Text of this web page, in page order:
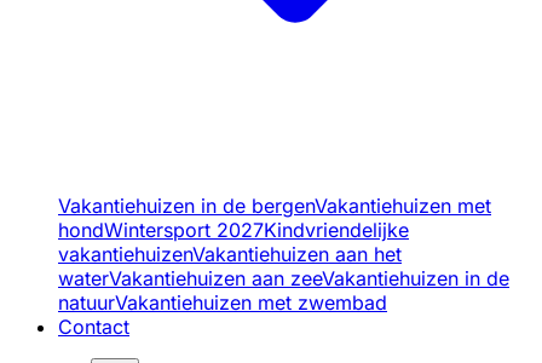
Vakantiehuizen in de bergenVakantiehuizen met
hondWintersport 2027Kindvriendelijke
vakantiehuizenVakantiehuizen aan het
waterVakantiehuizen aan zeeVakantiehuizen in de
natuurVakantiehuizen met zwembad
Contact